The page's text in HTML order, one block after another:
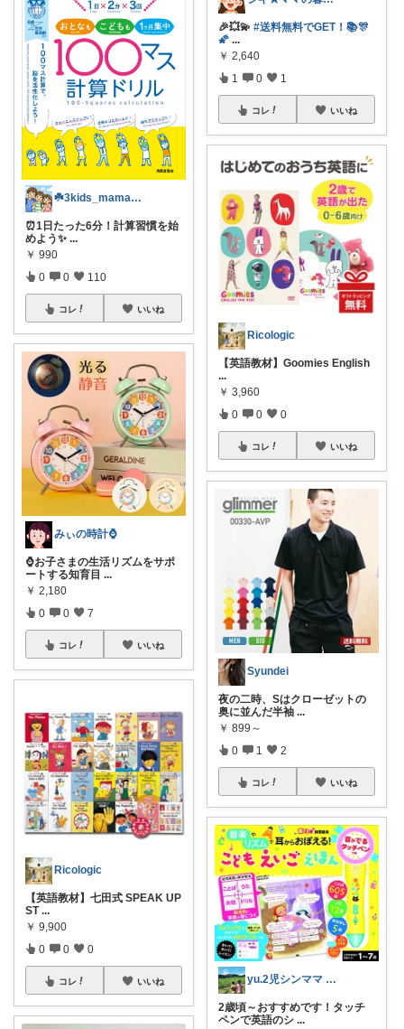
☘️3kids_mama_room☘️
⏰1日たった6分！計算習慣を始
めよう✨ ...
￥ 990
0 0 110
コレ いいね
みぃの時計⌚
⌚お子さまの生活リズムをサポ
ートする知育目 ...
￥ 2,180
0 0 7
コレ いいね
Ricologic
【英語教材】七田式 SPEAK UP
ST ...
￥ 9,900
0 0 0
コレ いいね
🎉💥💫 #送料無料でGET！📚🎊
🌠 ...
￥ 2,640
1 0 1
コレ いいね
Ricologic
【英語教材】Goomies English
...
￥ 3,960
0 0 0
コレ いいね
Syundei
夜の二時、Sはクローゼットの
奥に並んだ半袖 ...
￥ 899～
0 1 2
コレ いいね
yu.2児シンママ いつも心から感謝です
2歳頃～おすすめです！タッチ
ペンで英語のシ ...